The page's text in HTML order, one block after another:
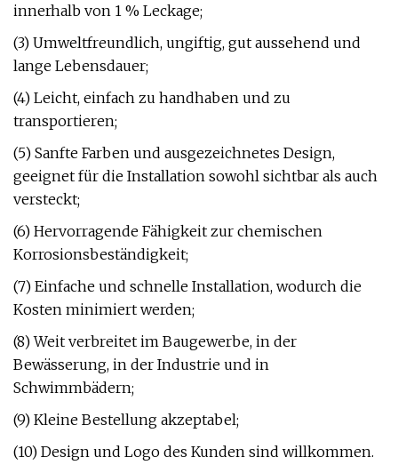
innerhalb von 1 % Leckage;
(3) Umweltfreundlich, ungiftig, gut aussehend und
lange Lebensdauer;
(4) Leicht, einfach zu handhaben und zu
transportieren;
(5) Sanfte Farben und ausgezeichnetes Design,
geeignet für die Installation sowohl sichtbar als auch
versteckt;
(6) Hervorragende Fähigkeit zur chemischen
Korrosionsbeständigkeit;
(7) Einfache und schnelle Installation, wodurch die
Kosten minimiert werden;
(8) Weit verbreitet im Baugewerbe, in der
Bewässerung, in der Industrie und in
Schwimmbädern;
(9) Kleine Bestellung akzeptabel;
(10) Design und Logo des Kunden sind willkommen.